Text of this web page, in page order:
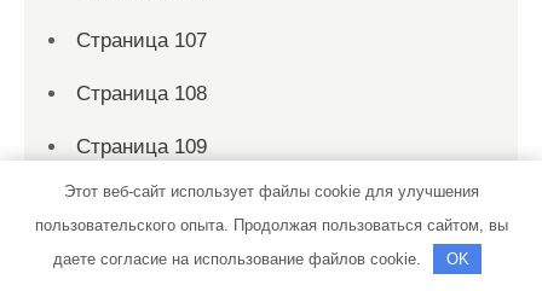
Страница 107
Страница 108
Страница 109
Страница 11
Страница 110
Этот веб-сайт использует файлы cookie для улучшения
пользовательского опыта. Продолжая пользоваться сайтом, вы
даете согласие на использование файлов cookie.
OK